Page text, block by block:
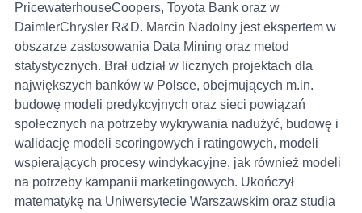
PricewaterhouseCoopers, Toyota Bank oraz w
DaimlerChrysler R&D. Marcin Nadolny jest ekspertem w
obszarze zastosowania Data Mining oraz metod
statystycznych. Brał udział w licznych projektach dla
największych banków w Polsce, obejmujących m.in.
budowę modeli predykcyjnych oraz sieci powiązań
społecznych na potrzeby wykrywania nadużyć, budowę i
walidację modeli scoringowych i ratingowych, modeli
wspierających procesy windykacyjne, jak również modeli
na potrzeby kampanii marketingowych. Ukończył
matematykę na Uniwersytecie Warszawskim oraz studia